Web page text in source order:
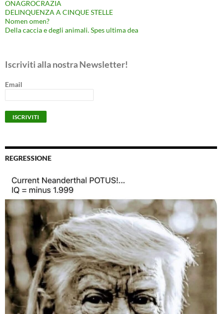
ONAGROCRAZIA
DELINQUENZA A CINQUE STELLE
Nomen omen?
Della caccia e degli animali. Spes ultima dea
Iscriviti alla nostra Newsletter!
Email
REGRESSIONE